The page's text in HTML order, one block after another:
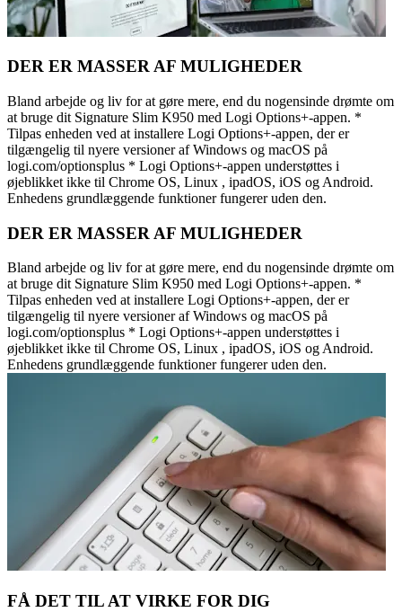
DER ER MASSER AF MULIGHEDER
Bland arbejde og liv for at gøre mere, end du nogensinde drømte om
at bruge dit Signature Slim K950 med Logi Options+-appen. *
Tilpas enheden ved at installere Logi Options+-appen, der er
tilgængelig til nyere versioner af Windows og macOS på
logi.com/optionsplus * Logi Options+-appen understøttes i
øjeblikket ikke til Chrome OS, Linux , ipadOS, iOS og Android.
Enhedens grundlæggende funktioner fungerer uden den.
DER ER MASSER AF MULIGHEDER
Bland arbejde og liv for at gøre mere, end du nogensinde drømte om
at bruge dit Signature Slim K950 med Logi Options+-appen. *
Tilpas enheden ved at installere Logi Options+-appen, der er
tilgængelig til nyere versioner af Windows og macOS på
logi.com/optionsplus * Logi Options+-appen understøttes i
øjeblikket ikke til Chrome OS, Linux , ipadOS, iOS og Android.
Enhedens grundlæggende funktioner fungerer uden den.
FÅ DET TIL AT VIRKE FOR DIG